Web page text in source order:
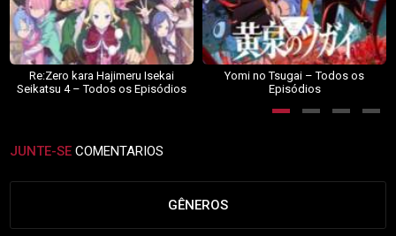
Re:Zero kara Hajimeru Isekai
Seikatsu 4 – Todos os Episódios
Yomi no Tsugai – Todos os
Episódios
JUNTE-SE COMENTARIOS
GÊNEROS